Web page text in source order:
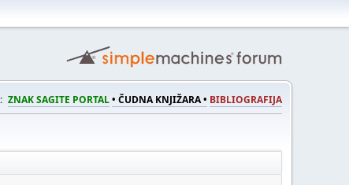
ZNAK SAGITE PORTAL• ČUDNA KNJIŽARA • BIBLIOGRAFIJA